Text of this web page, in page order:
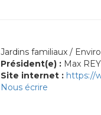
Jardins familiaux /
Président(e) : Max
Site internet : https://
Nous écrire